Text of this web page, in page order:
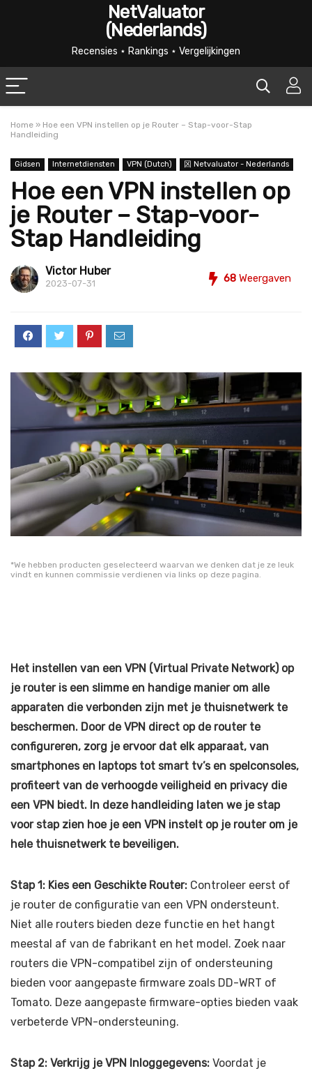
NetValuator
(Nederlands)
Recensies ⋆ Rankings ⋆ Vergelijkingen
Home » Hoe een VPN instellen op je Router – Stap-voor-Stap
Handleiding
Gidsen Internetdiensten VPN (Dutch) 龱 Netvaluator - Nederlands
Hoe een VPN instellen op
je Router – Stap-voor-
Stap Handleiding
Victor Huber
2023-07-31 68 Weergaven
*We hebben producten geselecteerd waarvan we denken dat je ze leuk
vindt en kunnen commissie verdienen via links op deze pagina.
Het instellen van een VPN (Virtual Private Network) op
je router is een slimme en handige manier om alle
apparaten die verbonden zijn met je thuisnetwerk te
beschermen. Door de VPN direct op de router te
configureren, zorg je ervoor dat elk apparaat, van
smartphones en laptops tot smart tv’s en spelconsoles,
profiteert van de verhoogde veiligheid en privacy die
een VPN biedt. In deze handleiding laten we je stap
voor stap zien hoe je een VPN instelt op je router om je
hele thuisnetwerk te beveiligen.
Stap 1: Kies een Geschikte Router: Controleer eerst of
je router de configuratie van een VPN ondersteunt.
Niet alle routers bieden deze functie en het hangt
meestal af van de fabrikant en het model. Zoek naar
routers die VPN-compatibel zijn of ondersteuning
bieden voor aangepaste firmware zoals DD-WRT of
Tomato. Deze aangepaste firmware-opties bieden vaak
verbeterde VPN-ondersteuning.
Stap 2: Verkrijg je VPN Inloggegevens: Voordat je